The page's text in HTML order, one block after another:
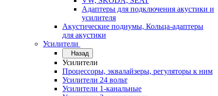
Адаптеры для подключения акустики и
усилителя
Акустические подиумы, Кольца-адаптеры
для акустики
Усилители
Назад
Усилители
Процессоры, эквалайзеры, регуляторы к ним
Усилители 24 вольт
Усилители 1-канальные